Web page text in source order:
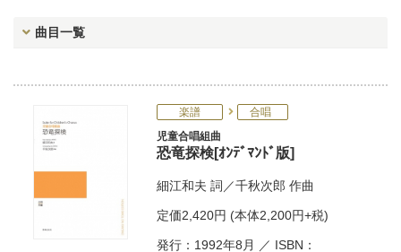
曲目一覧
楽譜
合唱
児童合唱組曲
恐竜探検[ｵﾝﾃﾞﾏﾝﾄﾞ版]
細江和夫 詞／千秋次郎 作曲
定価2,420円 (本体2,200円+税)
発行：1992年8月 ／ ISBN：